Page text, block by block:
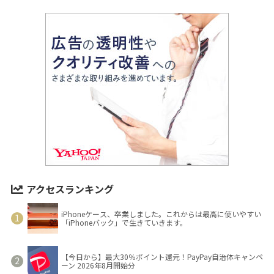
アクセスランキング
iPhoneケース、卒業しました。これからは最高に使いやすい
「iPhoneバック」で生きていきます。
【今日から】最大30％ポイント還元！PayPay自治体キャンペ
ーン 2026年8月開始分